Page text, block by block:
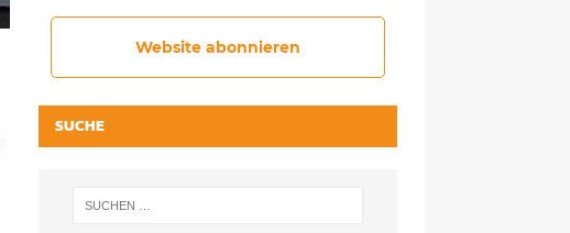
Website abonnieren
SUCHE